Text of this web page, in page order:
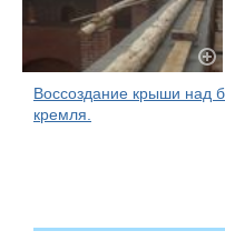
Воссоздание крыши над
кремля.